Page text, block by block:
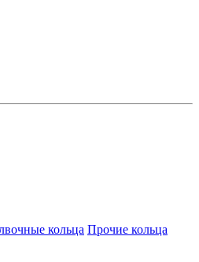
кольца Прочие кольца